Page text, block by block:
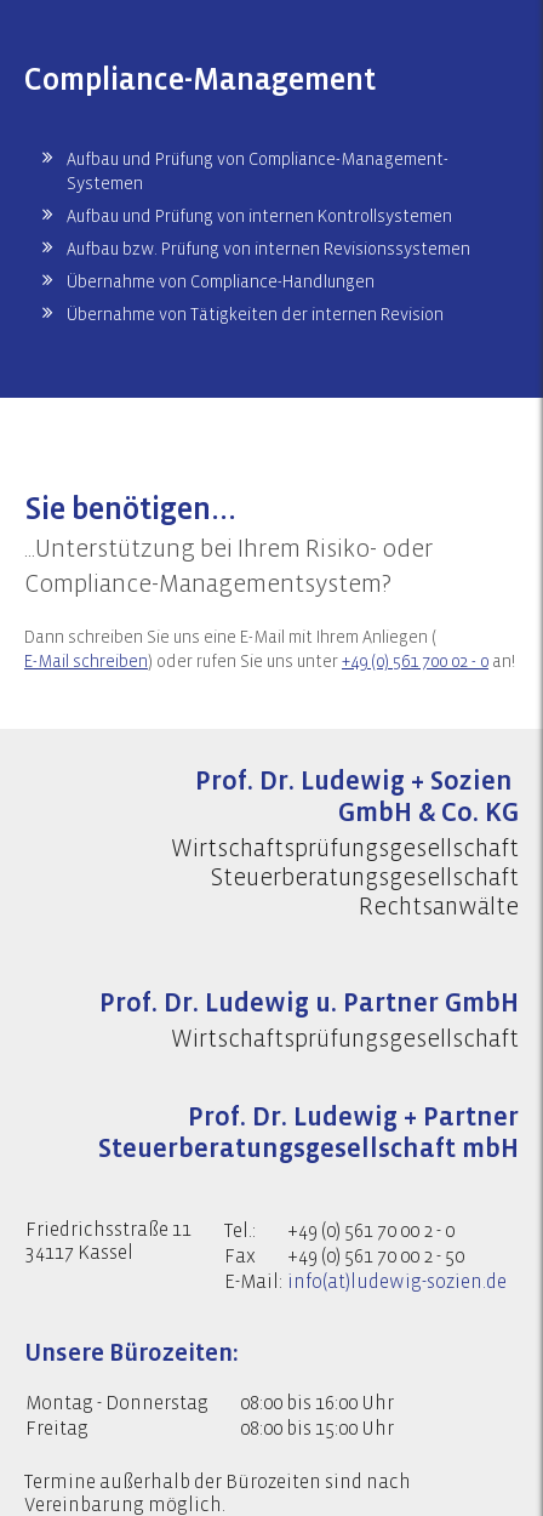
Compliance-Management
Aufbau und Prüfung von Compliance-Management-
Systemen
Aufbau und Prüfung von internen Kontrollsystemen
Aufbau bzw. Prüfung von internen Revisionssystemen
Übernahme von Compliance-Handlungen
Übernahme von Tätigkeiten der internen Revision
Sie benötigen...
...Unterstützung bei Ihrem Risiko- oder
Compliance-Managementsystem?
Dann schreiben Sie uns eine E-Mail mit Ihrem Anliegen (
E-Mail schreiben) oder rufen Sie uns unter+49 (0) 561 700 02 - 0 an!
Prof. Dr. Ludewig + Sozien
GmbH & Co. KG
Wirtschaftsprüfungsgesellschaft
Steuerberatungsgesellschaft
Rechtsanwälte
Prof. Dr. Ludewig u. Partner GmbH
Wirtschaftsprüfungsgesellschaft
Prof. Dr. Ludewig + Partner
Steuerberatungsgesellschaft mbH
Friedrichsstraße 11
34117 Kassel
Tel.:
+49 (0) 561 70 00 2 - 0
Fax
+49 (0) 561 70 00 2 - 50
E-Mail: info(at)ludewig-sozien.de
Unsere Bürozeiten:
Montag - Donnerstag
08:00 bis 16:00 Uhr
Freitag
08:00 bis 15:00 Uhr
Termine außerhalb der Bürozeiten sind nach
Vereinbarung möglich.